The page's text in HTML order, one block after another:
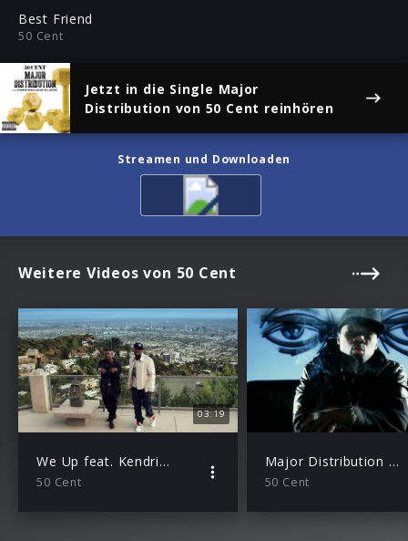
Best Friend
50 Cent
Jetzt in die Single Major
Distribution von 50 Cent reinhören
Streamen und Downloaden
Weitere Videos von 50 Cent
03:19
We Up feat. Kendrick Lamar
50 Cent
Major Distribution feat. Snoop Dogg und Young Jeezy
50 Cent